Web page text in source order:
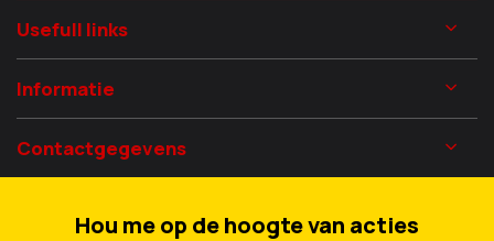
Usefull links
Informatie
Contactgegevens
Hou me op de hoogte van acties